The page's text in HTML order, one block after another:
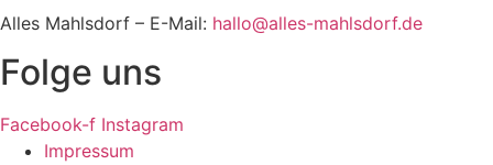
Alles Mahlsdorf – E-Mail: hallo@alles-mahlsdorf.de
Folge uns
Facebook-f Instagram
Impressum